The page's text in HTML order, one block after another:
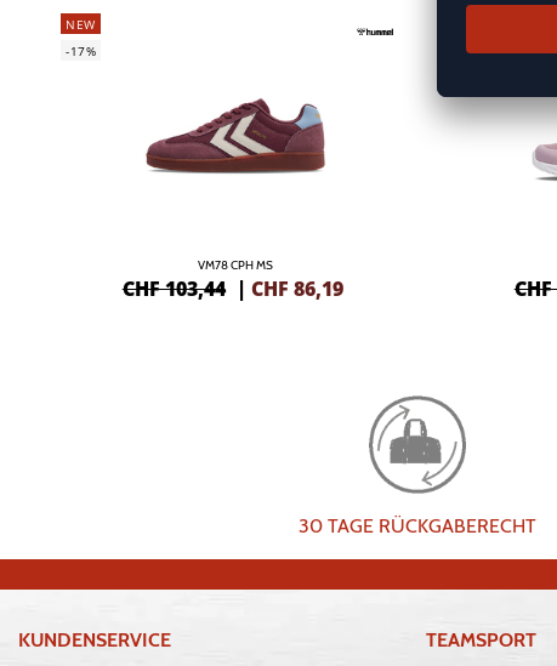
NEW
-17%
VM78 CPH MS
CHF 103,44 | CHF 86,19
-22%
30 TAGE RÜCKGABERECHT
KUNDENSERVICE
TEAMSPORT